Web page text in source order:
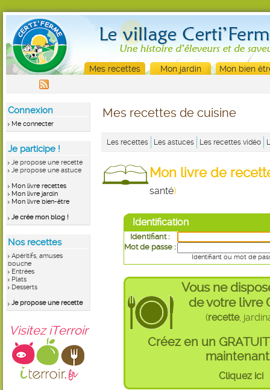
Mes recettes Mon jardin Mon bien
Connexion
Me connecter
Je participe !
Je propose une recette
Je propose une astuce
Mon livre recettes
Mon livre jardin
Mon livre bien-être
Je crée mon blog !
Nos recettes
Apéritifs, amuses
bouche
Entrées
Plats
Desserts
Je propose une recette
Visitez iTerroir
Mes recettes de cuisine
Les recettes Les astuces Les recettes vidéo
Mon livre de
santé)
Identification
Identifiant :
Mot de passe :
Identifiant ou mot de
Vous ne
de votre livre
(recette,
Créez en un
Cliquez ici